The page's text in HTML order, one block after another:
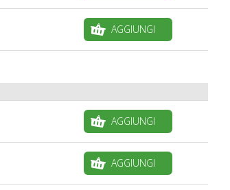
AGGIUNGI
AGGIUNGI
AGGIUNGI